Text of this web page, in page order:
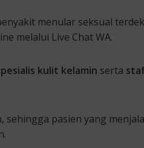
menular seksual
melalui Live Chat WA.
kulit kelamin serta
sehingga pasien yang